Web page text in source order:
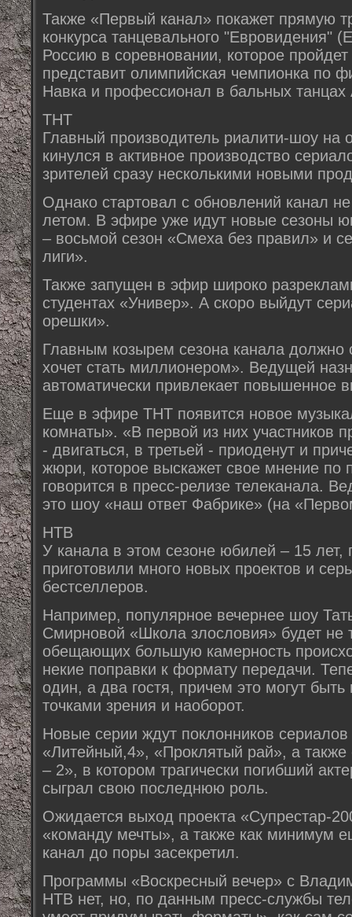
Также «Первый канал» покажет прямую
конкурса танцевального "Евровидения"
Россию в соревновании, которое
представит олимпийская чемпионка по
Навка и профессионал в бальных танцах
ТНТ
Главный производитель риалити-шоу на
кинулся в активное производство
зрителей сразу несколькими новыми
Однако стартовал с обновлений канал
летом. В эфире уже идут новые сезоны
– восьмой сезон «Смеха без правил» и
лиги».
Также запущен в эфир широко
студентах «Универ». А скоро выйдут
орешки».
Главным козырем сезона канала должно
хочет стать миллионером». Ведущей
автоматически привлекает повышенное
Еще в эфире ТНТ появится новое
комнаты». «В первой из них участников
- двигаться, в третьей - приоденут и
жюри, которое выскажет свое мнение по
говорится в пресс-релизе телеканала.
это шоу «наш ответ Фабрике» (на
НТВ
У канала в этом сезоне юбилей – 15 лет,
приготовили много новых проектов и
бестселлеров.
Например, популярное вечернее шоу
Смирновой «Школа злословия» будет не
обещающих большую камерность
некие поправки к формату передачи.
один, а два гостя, причем это могут
точками зрения и наоборот.
Новые серии ждут поклонников
«Литейный,4», «Проклятый рай», а
– 2», в котором трагически погибший
сыграл свою последнюю роль.
Ожидается выход проекта «Супрестар-
«команду мечты», а также как минимум
канал до поры засекретил.
Программы «Воскресный вечер» с
НТВ нет, но, по данным пресс-службы